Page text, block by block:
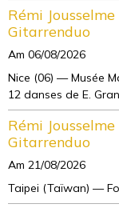
Rémi
Gitarrenduo
Am 06/08/2026
Nice (06) — Musée
12 danses de E.
Rémi
Gitarrenduo
Am 21/08/2026
Taipei (Taïwan) —